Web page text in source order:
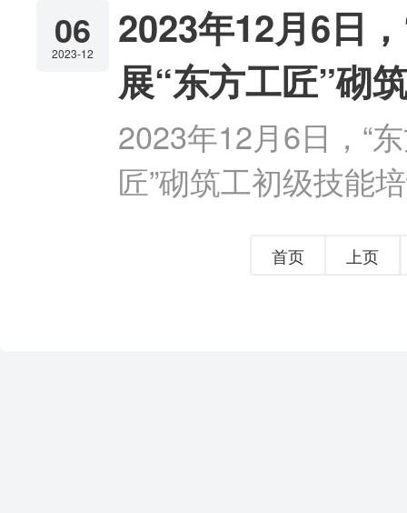
06
2023-12
2023年12月6日
展“东方工匠”砌
2023年12月6日，“
匠”砌筑工初级技能